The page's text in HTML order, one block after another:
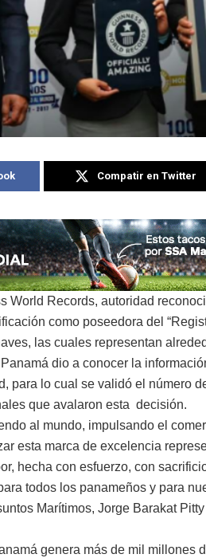
Compatir en Twitter
World Records, autoridad
como poseedora del
las cuales representan
dio a conocer la
para lo cual se validó el número
que avalaron esta decisión.
al mundo, impulsando el
esta marca de excelencia
hecha con esfuerzo, con
todos los panameños y para
Marítimos, Jorge Barakat
genera más de mil millones